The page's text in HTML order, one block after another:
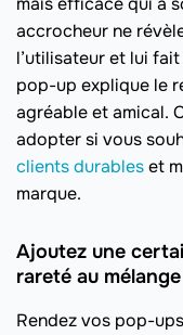
accrocheur ne
l’utilisateur et lui
pop-up explique le
agréable et amical.
adopter si vous
clients durableset
marque.
Ajoutez une
rareté au mélange
Rendez vos pop-